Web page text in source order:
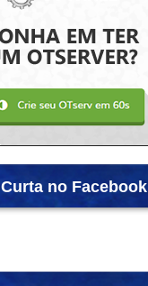
Curta no Facebook